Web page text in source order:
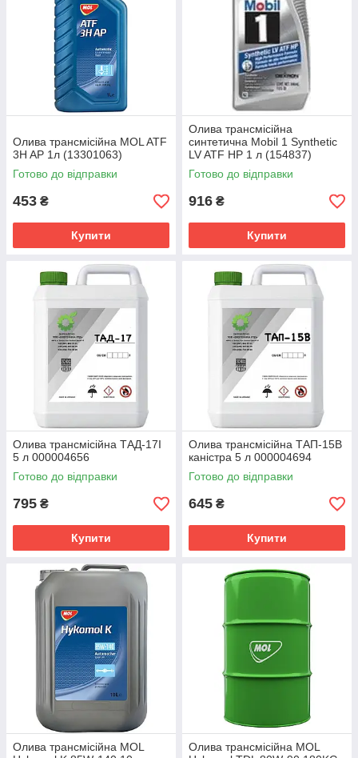
Олива трансмісійна MOL ATF
3H AP 1л (13301063)
Готово до відправки
453 ₴
Купити
Олива трансмісійна
синтетична Mobil 1 Synthetic
LV ATF HP 1 л (154837)
Готово до відправки
916 ₴
Купити
Олива трансмісійна ТАД-17І
5 л 000004656
Готово до відправки
795 ₴
Купити
Олива трансмісійна ТАП-15В
каністра 5 л 000004694
Готово до відправки
645 ₴
Купити
Олива трансмісійна MOL
Олива трансмісійна MOL